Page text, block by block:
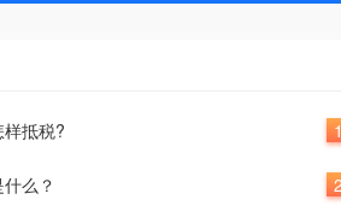
抵税?
么？